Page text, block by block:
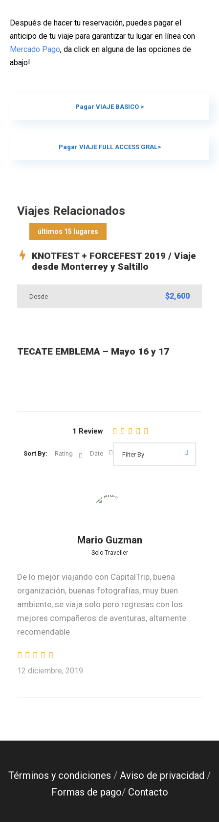
Después de hacer tu reservación, puedes pagar el
anticipo de tu viaje para garantizar tu lugar en línea con
Mercado Pago, da click en alguna de las opciones de
abajo!
Pagar VIAJE BASICO >
Pagar VIAJE FULL ACCESS GRAL>
Viajes Relacionados
últimos 15 lugares
KNOTFEST + FORCEFEST 2019 / Viaje
desde Monterrey y Saltillo
Desde $2,600
TECATE EMBLEMA – Mayo 16 y 17
1 Review
Sort By: Rating Date
Mario Guzman
Solo Traveller
De lo mejor viajando con CapitalTrip, buena
organización, buenas fotografías, muy buen
ambiente, se viaja solo pero regresas con los
mejores compañeros de aventuras, altamente
recomendable
12 diciembre, 2019
Términos y condiciones / Aviso de privacidad /
Formas de pago/ Contacto